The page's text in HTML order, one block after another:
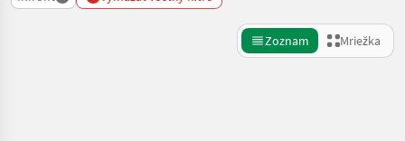
Zoznam Mriežka